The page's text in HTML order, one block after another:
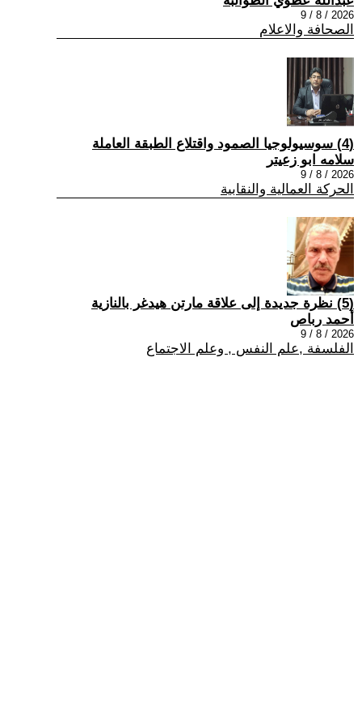
2026 / 8 / 9
الصحافة والاعلام
(4) سوسيولوجيا الصمود واقتلاع الطبقة العاملة
سلامه ابو زعيتر
2026 / 8 / 9
الحركة العمالية والنقابية
(5) نظرة جديدة إلى علاقة مارتن هيدغر بالنازية
أحمد رباص
2026 / 8 / 9
الفلسفة ,علم النفس , وعلم الاجتماع